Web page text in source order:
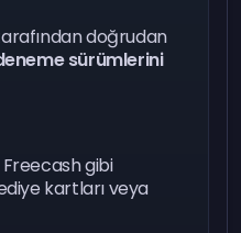
doğrudan
sürümlerini
gibi
kartları veya